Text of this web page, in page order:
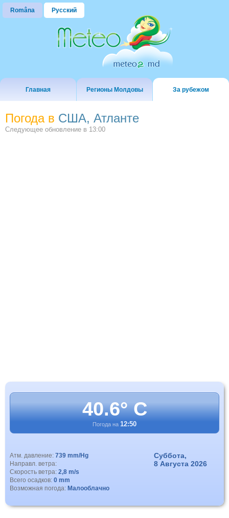
Româna Русский
Главная Регионы Молдовы За рубежом
Погода в США, Атланте
Следующее обновление в 13:00
40.6° C
Погода на 12:50
Атм. давление: 739 mm/Hg
Направл. ветра:
Скорость ветра: 2,8 m/s
Всего осадков: 0 mm
Возможная погода: Малооблачно
Суббота,
8 Августа 2026